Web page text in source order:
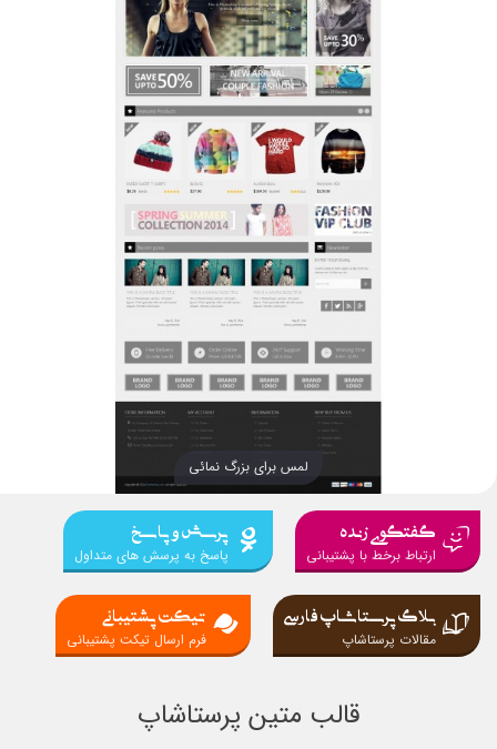
لمس برای بزرگ نمائی
گفتگوی زنده
ارتباط برخط با پشتیبانی
پرسش و پاسخ
پاسخ به پرسش های متداول
بلاگ پرستاشاپ فارسی
مقالات پرستاشاپ
تیکت پشتیبانی
فرم ارسال تیکت پشتیبانی
قالب متین پرستاشاپ